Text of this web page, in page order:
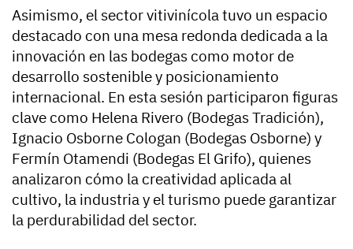
Asimismo, el sector vitivinícola tuvo un espacio
destacado con una mesa redonda dedicada a la
innovación en las bodegas como motor de
desarrollo sostenible y posicionamiento
internacional. En esta sesión participaron figuras
clave como Helena Rivero (Bodegas Tradición),
Ignacio Osborne Cologan (Bodegas Osborne) y
Fermín Otamendi (Bodegas El Grifo), quienes
analizaron cómo la creatividad aplicada al
cultivo, la industria y el turismo puede garantizar
la perdurabilidad del sector.